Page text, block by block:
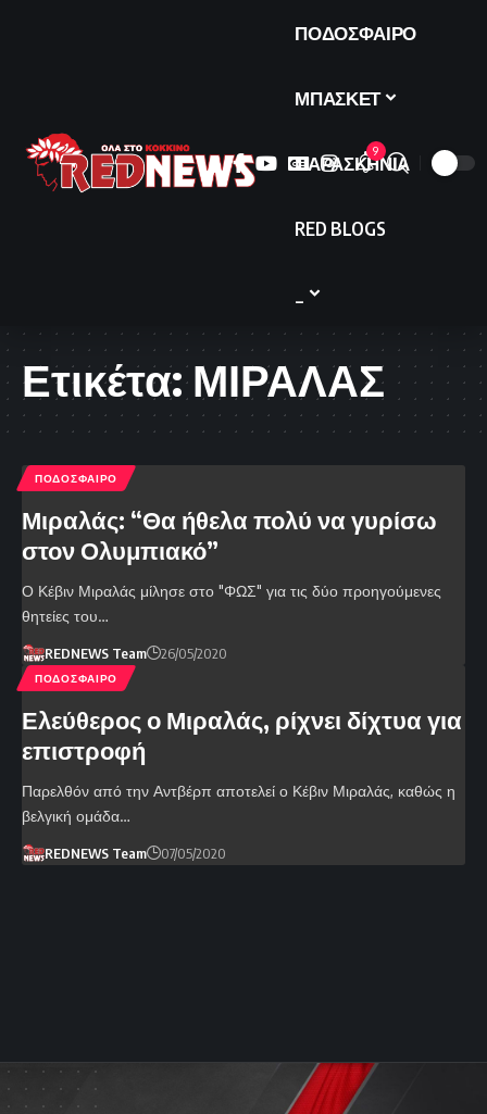
ΠΟΔΟΣΦΑΙΡΟ
ΜΠΑΣΚΕΤ
ΠΑΡΑΣΚΗΝΙΑ
RED BLOGS
9
Ετικέτα:ΜΙΡΑΛΑΣ
ΠΟΔΟΣΦΑΙΡΟ
Μιραλάς: “Θα ήθελα πολύ να γυρίσω
στον Ολυμπιακό”
Ο Κέβιν Μιραλάς μίλησε στο "ΦΩΣ" για τις δύο προηγούμενες
θητείες του…
REDNEWS Team 26/05/2020
ΠΟΔΟΣΦΑΙΡΟ
Ελεύθερος ο Μιραλάς, ρίχνει δίχτυα για
επιστροφή
Παρελθόν από την Αντβέρπ αποτελεί ο Κέβιν Μιραλάς, καθώς η
βελγική ομάδα…
REDNEWS Team 07/05/2020